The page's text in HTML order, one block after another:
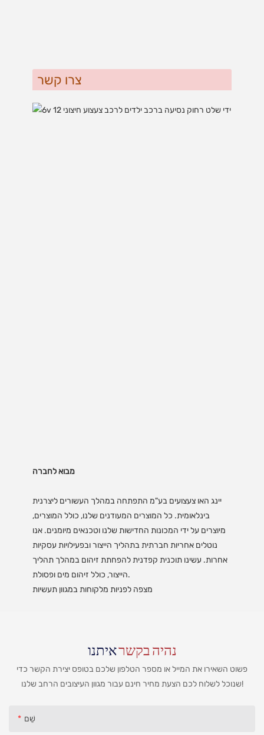
צרו קשר
מבוא לחברה
יינג האו צעצועים בע"מ התפתחה במהלך העשורים ליצרנית
בינלאומית. כל המוצרים המעודנים שלנו, כולל המוצרים,
מיוצרים על ידי המכונות החדישות שלנו וטכנאים מיומנים. אנו
נוטלים אחריות חברתית בתהליך הייצור ובפעילויות עסקיות
אחרות. עשינו תוכנית קפדנית להפחתת זיהום במהלך תהליך
הייצור, כולל זיהום מים ופסולת.
מצפה לפניות מלקוחות במגוון תעשיות
נהיה בקשראיתנו
פשוט השאירו את המייל או מספר הטלפון שלכם בטופס יצירת הקשר כדי
שנוכל לשלוח לכם הצעת מחיר חינם עבור מגוון העיצובים הרחב שלנו!
שֵׁם